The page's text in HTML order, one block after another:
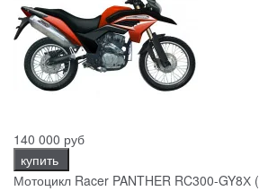
140 000 руб
купить
Мотоцикл Racer PANTHER RC300-